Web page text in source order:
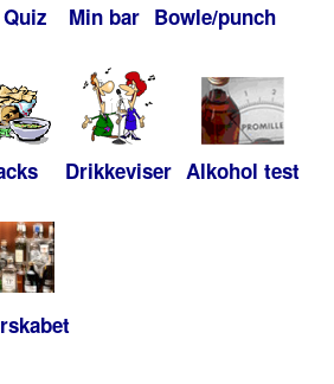
Min bar Bowle/punch
Drikkeviser Alkohol test